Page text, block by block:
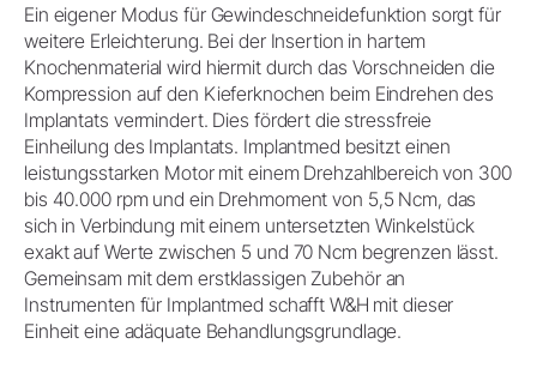
Ein eigener Modus für Gewindeschneidefunktion sorgt für
weitere Erleichterung. Bei der Insertion in hartem
Knochenmaterial wird hiermit durch das Vorschneiden die
Kompression auf den Kieferknochen beim Eindrehen des
Implantats vermindert. Dies fördert die stressfreie
Einheilung des Implantats. Implantmed besitzt einen
leistungsstarken Motor mit einem Drehzahlbereich von 300
bis 40.000 rpm und ein Drehmoment von 5,5 Ncm, das
sich in Verbindung mit einem untersetzten Winkelstück
exakt auf Werte zwischen 5 und 70 Ncm begrenzen lässt.
Gemeinsam mit dem erstklassigen Zubehör an
Instrumenten für Implantmed schafft W&H mit dieser
Einheit eine adäquate Behandlungsgrundlage.